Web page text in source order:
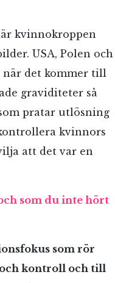
kvinnokroppen
USA, Polen och
när det kommer till
graviditeter så
pratar utlösning
kvinnors
att det var en
som du inte hört
som rör
kontroll och till